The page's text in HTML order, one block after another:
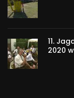
11.
2020